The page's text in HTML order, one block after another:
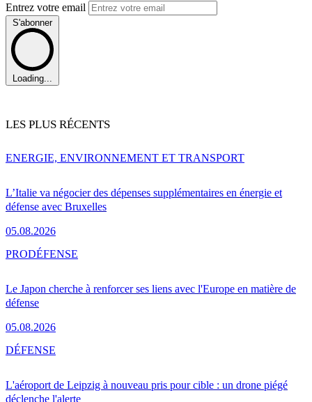
Entrez votre email
S'abonner
Loading...
LES PLUS RÉCENTS
L’Italie va négocier des dépenses supplémentaires en énergie et
défense avec Bruxelles
05.08.2026
ENERGIE, ENVIRONNEMENT ET TRANSPORT
Le Japon cherche à renforcer ses liens avec l'Europe en matière de
défense
05.08.2026
PRODÉFENSE
L'aéroport de Leipzig à nouveau pris pour cible : un drone piégé
déclenche l'alerte
DÉFENSE